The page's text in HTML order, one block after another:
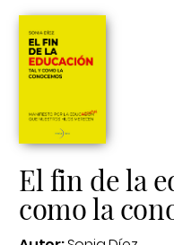
El fin de la
como la